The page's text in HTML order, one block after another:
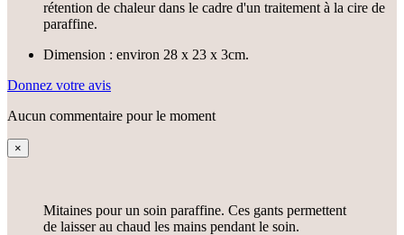
rétention de chaleur dans le cadre d'un traitement à la cire de
paraffine.
Dimension : environ 28 x 23 x 3cm.
Donnez votre avis
Aucun commentaire pour le moment
×
Mitaines pour un soin paraffine. Ces gants permettent
de laisser au chaud les mains pendant le soin.